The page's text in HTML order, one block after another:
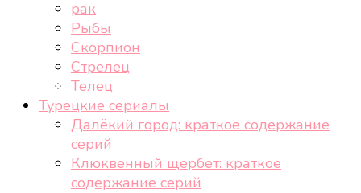
рак
Рыбы
Скорпион
Стрелец
Телец
Турецкие сериалы
Далёкий город: краткое содержание
серий
Клюквенный щербет: краткое
содержание серий